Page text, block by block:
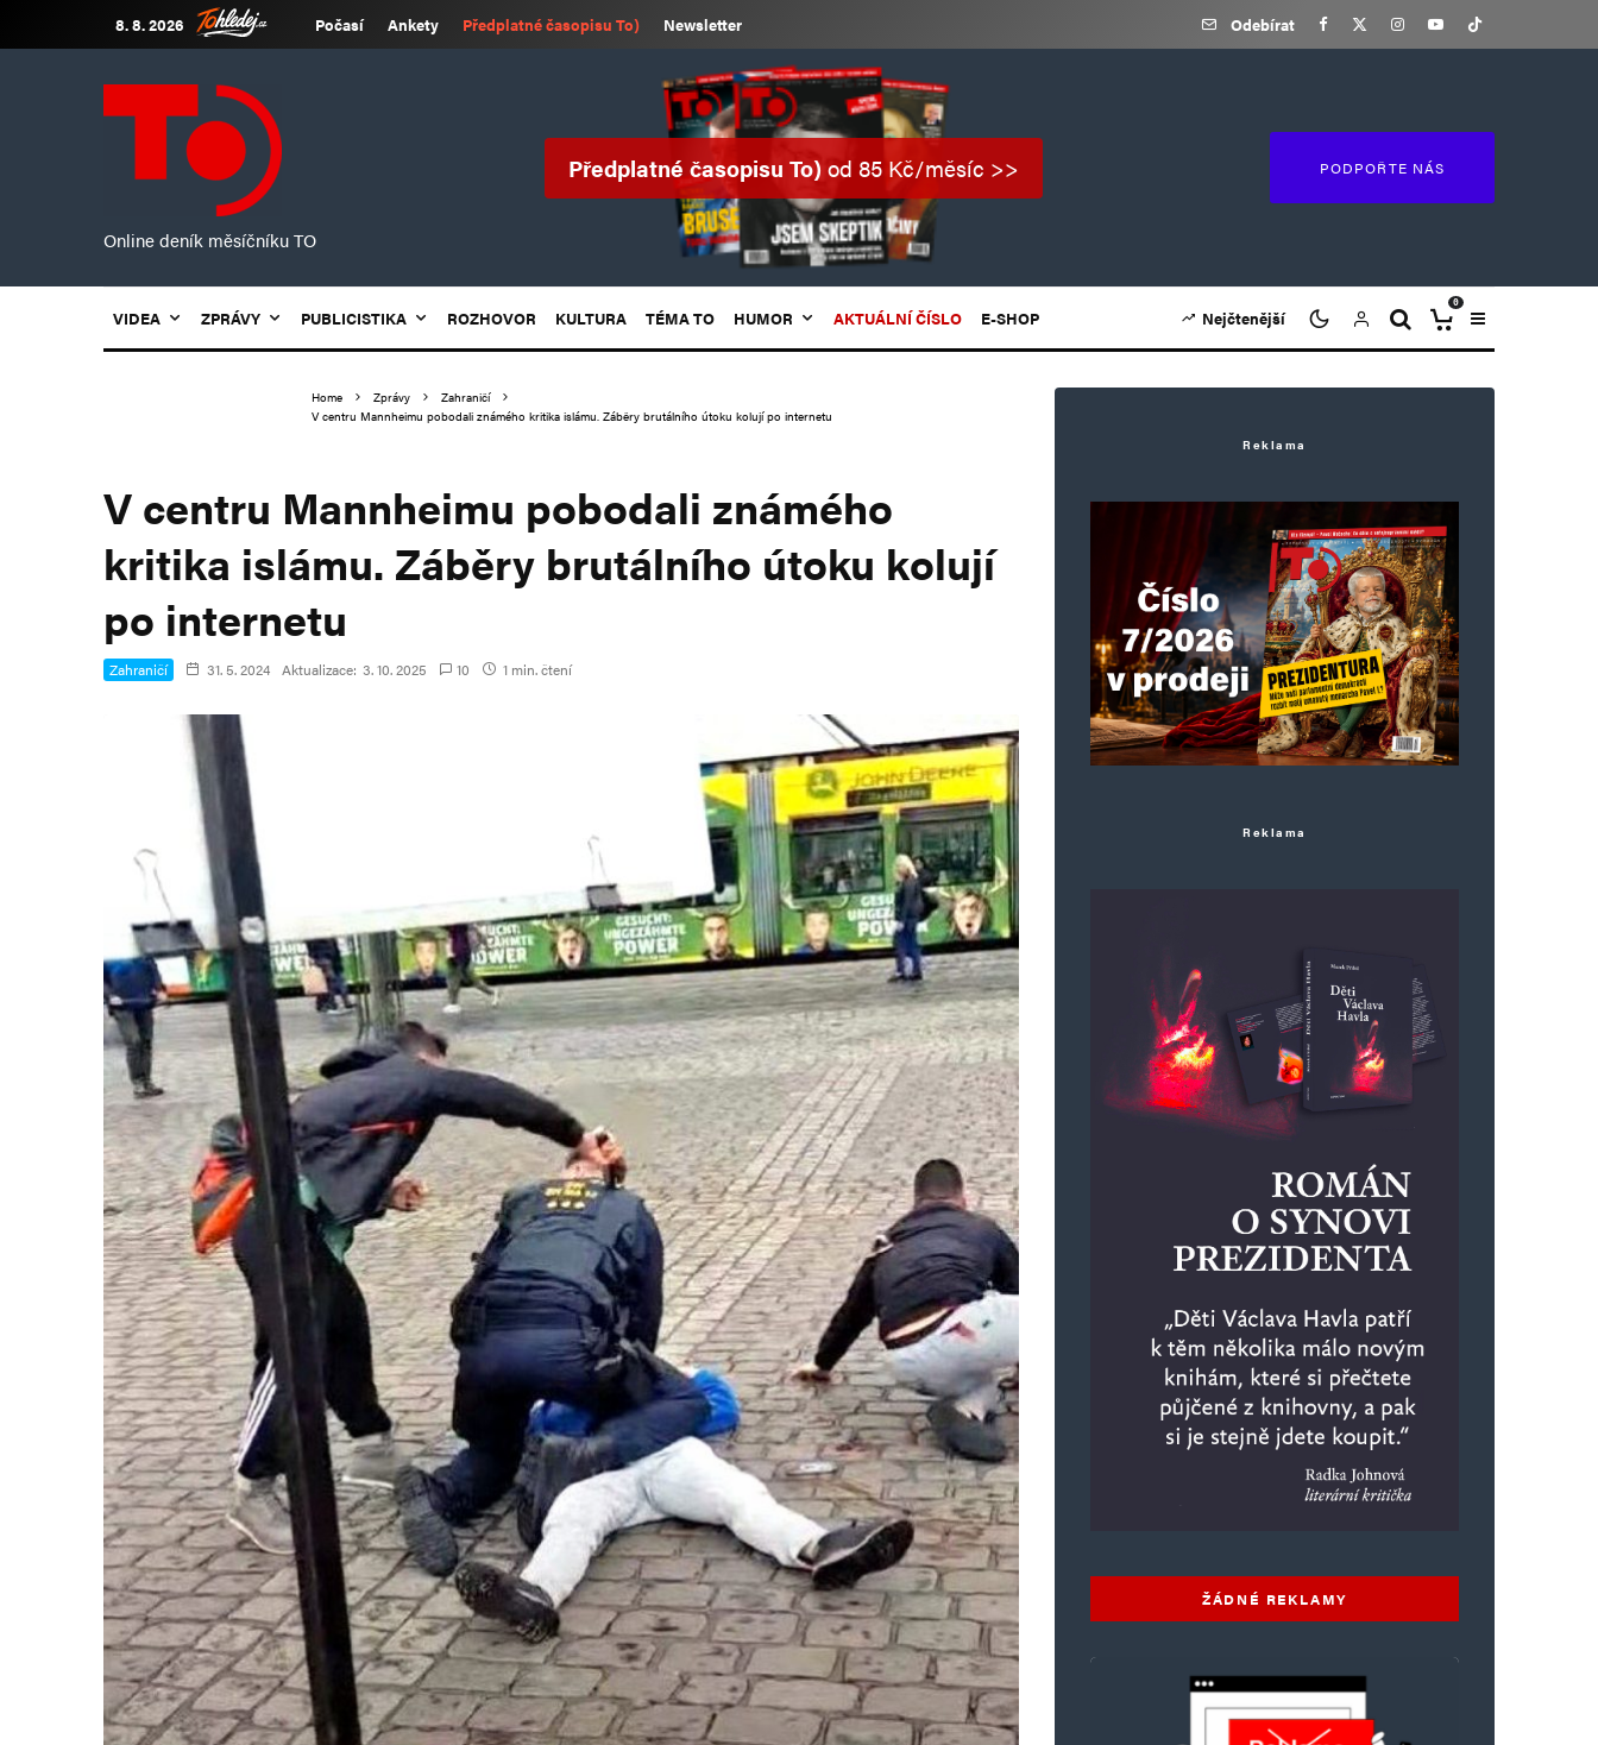
8. 8. 2026 Počasí Ankety Předplatné časopisu To) Newsletter Odebírat
Online deník měsíčníku TO
Předplatné časopisu To)od 85 Kč/měsíc >> PODPOŘTE NÁS
VIDEA ZPRÁVY PUBLICISTIKA ROZHOVOR KULTURA TÉMA TO HUMOR AKTUÁLNÍ ČÍSLO E-SHOP Nejčtenější
0
Home Zprávy
Zahraničí
V centru Mannheimu pobodali známého kritika islámu. Záběry brutálního útoku kolují po internetu
V centru Mannheimu pobodali známého
kritika islámu. Záběry brutálního útoku kolují
po internetu
Zahraničí 31. 5. 2024 Aktualizace: 3. 10. 2025 10 1 min. čtení
Reklama
Reklama
ŽÁDNÉ REKLAMY